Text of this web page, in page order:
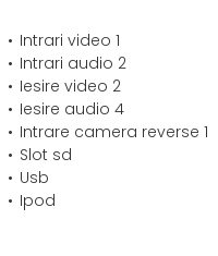
Intrari video 1
Intrari audio 2
Iesire video 2
Iesire audio 4
Intrare camera reverse 1
Slot sd
Usb
Ipod